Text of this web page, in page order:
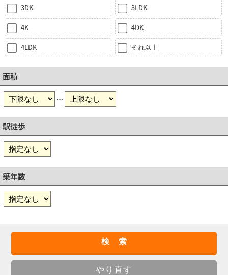
3DK 3LDK
4K 4DK
4LDK それ以上
面積
～
駅徒歩
築年数